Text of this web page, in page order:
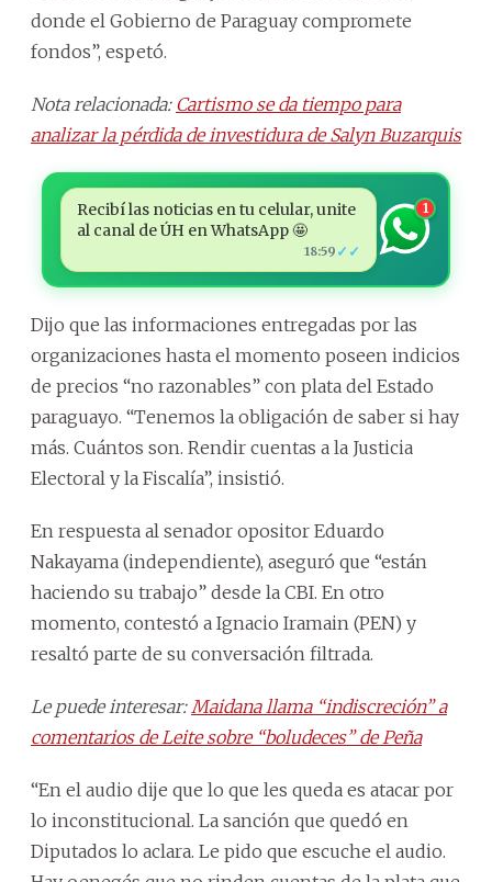
donde el Gobierno de Paraguay compromete
fondos”, espetó.
Nota relacionada: Cartismo se da tiempo para
analizar la pérdida de investidura de Salyn Buzarquis
Recibí las noticias en tu celular, unite
al canal de ÚH en WhatsApp 🤩
18:59 ✓✓
1
Dijo que las informaciones entregadas por las
organizaciones hasta el momento poseen indicios
de precios “no razonables” con plata del Estado
paraguayo. “Tenemos la obligación de saber si hay
más. Cuántos son. Rendir cuentas a la Justicia
Electoral y la Fiscalía”, insistió.
En respuesta al senador opositor Eduardo
Nakayama (independiente), aseguró que “están
haciendo su trabajo” desde la CBI. En otro
momento, contestó a Ignacio Iramain (PEN) y
resaltó parte de su conversación filtrada.
Le puede interesar: Maidana llama “indiscreción” a
comentarios de Leite sobre “boludeces” de Peña
“En el audio dije que lo que les queda es atacar por
lo inconstitucional. La sanción que quedó en
Diputados lo aclara. Le pido que escuche el audio.